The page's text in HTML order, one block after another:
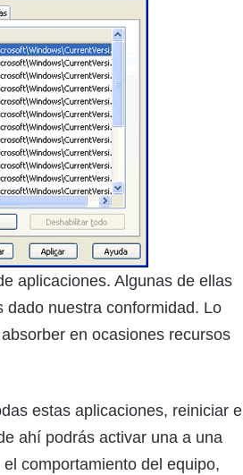
aplicaciones. Algunas de ellas
dado nuestra conformidad. Lo
en ocasiones recursos
estas aplicaciones, reiniciar el
ahí podrás activar una a una
comportamiento del equipo,